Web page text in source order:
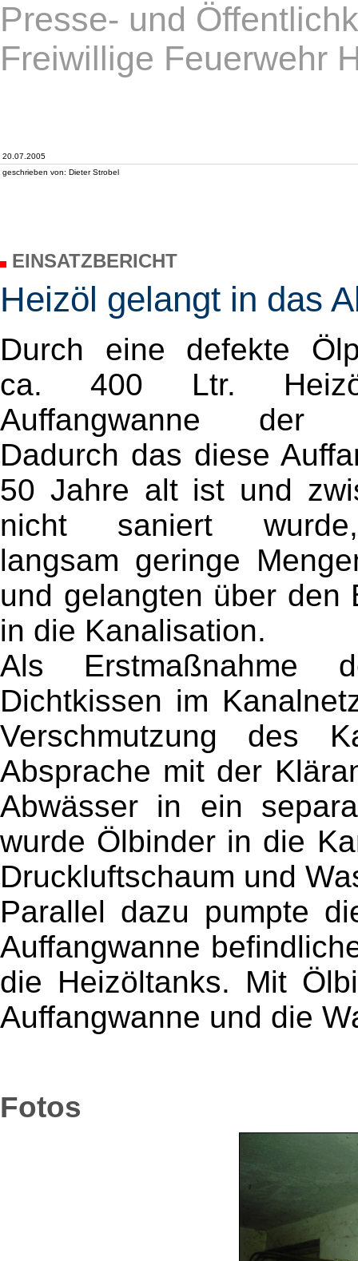
Presse- und
Freiwillige Feuerwehr
20.07.2005
geschrieben von: Dieter Strobel
EINSATZBERICHT
Heizöl gelangt in das
Durch eine defekte
ca. 400 Ltr.
Auffangwanne der
Dadurch das diese
50 Jahre alt ist und
nicht saniert
langsam geringe
und gelangten über den
in die Kanalisation.
Als Erstmaßnahme
Dichtkissen im
Verschmutzung des
Absprache mit der
Abwässer in ein
wurde Ölbinder in die
Druckluftschaum und
Parallel dazu pumpte
Auffangwanne
die Heizöltanks. Mit
Auffangwanne und die
Fotos